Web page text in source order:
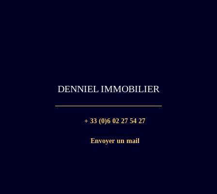
DENNIEL IMMOBILIER
+ 33 (0)6 02 27 54 27
Envoyer un mail